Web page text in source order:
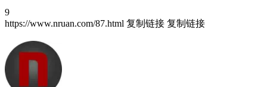
9
https://www.nruan.com/87.html 复制链接 复制链接